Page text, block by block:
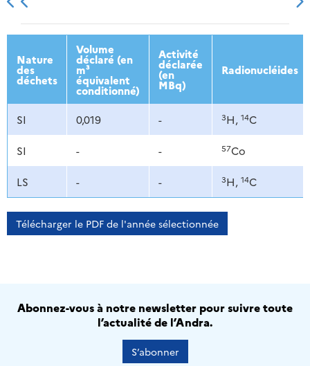
2013 2014 2015 2016
Nature
des
déchets
Volume
déclaré (en
m³
équivalent
conditionné)
Activité
déclarée
(en
MBq)
Radionucléides
SI 0,019 - 3H, 14C
SI - - 57Co
LS - - 3H, 14C
Télécharger le PDF de l'année sélectionnée
Abonnez-vous à notre newsletter pour suivre toute
l’actualité de l’Andra.
S’abonner